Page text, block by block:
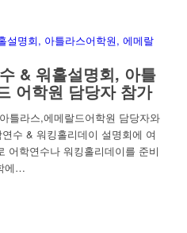
& 워홀설명회, 아틀
어학원 담당자 참가
틀라스,에메랄드어학원 담당자와
수 & 워킹홀리데이 설명회에 여
어학연수나 워킹홀리데이를 준비
에…